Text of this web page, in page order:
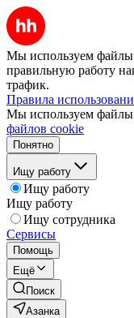
Мы используем файлы
правильную работу
трафик.
Правила
Мы используем файлы
файлов cookie
Понятно
Ищу работу
Ищу работу
Ищу работу
Ищу сотрудника
Сервисы
Помощь
Ещё
Поиск
Азанка